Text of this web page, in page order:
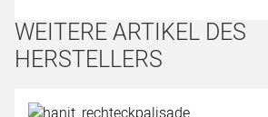
WEITERE ARTIKEL DES
HERSTELLERS
Artikel überspringen